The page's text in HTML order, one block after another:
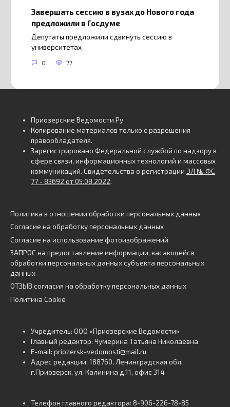
Завершать сессию в вузах до Нового года
предложили в Госдуме
Депутаты предложили сдвинуть сессию в
университетах
0 77
Приозерские Ведомости Ру
Копирование материалов только с разрешения
правообладателя.
Зарегистрировано Федеральной службой по надзору в
сфере связи, информационных технологий и массовых
коммуникаций. Свидетельства о регистрации ЭЛ № ФС
77 - 83692 от 05.08.2022.
Политика в отношении обработки персональных данных
Согласие на обработку персональных данных
Согласие на использование фотоизображений
ЗАПРОС на предоставление информации, касающейся
обработки персональных данных субъекта персональных
данных
ОТЗЫВ согласия на обработку персональных данных
Политика Cookie
Учредитель: ООО «Приозерские Ведомости»
Главный редактор: Чумерина Татьяна Николаевна
E-mail: priozersk-vedomosti@mail.ru
Адрес редакции: 188760, Ленинградская обл,
г.Приозерск, ул. Калинина д.11, офис 314
Телефон главного редактора: 8-906-226-78-85